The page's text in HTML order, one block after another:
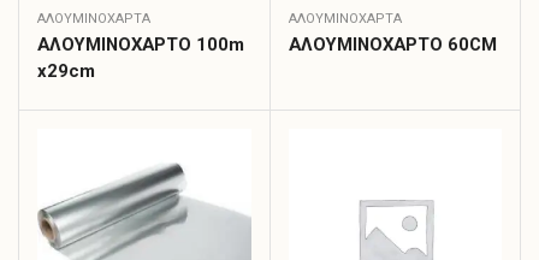
ΑΛΟΥΜΙΝΌΧΑΡΤΑ
ΑΛΟΥΜΙΝΟΧΑΡΤΟ 100m
x29cm
ΑΛΟΥΜΙΝΌΧΑΡΤΑ
ΑΛΟΥΜΙΝΟΧΑΡΤΟ 60CM